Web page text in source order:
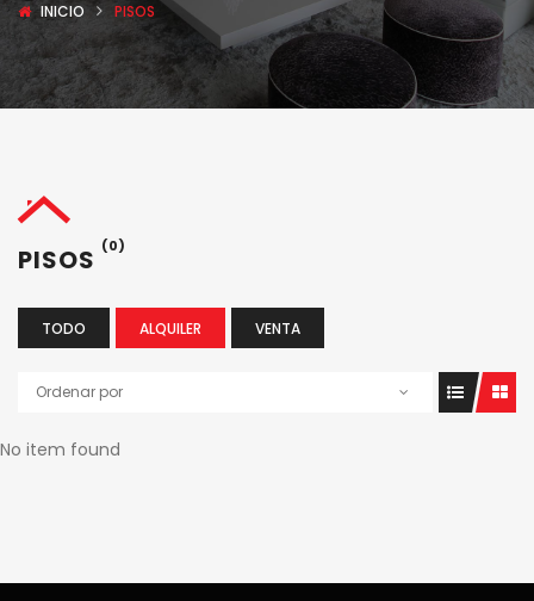
INICIO PISOS
PISOS (0)
TODO ALQUILER VENTA
Ordenar por
No item found